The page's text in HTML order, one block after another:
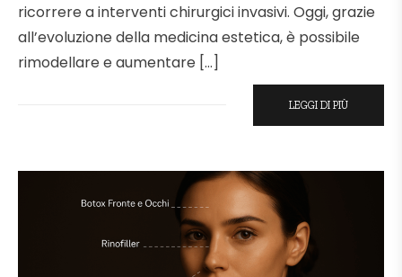
ricorrere a interventi chirurgici invasivi. Oggi, grazie
all’evoluzione della medicina estetica, è possibile
rimodellare e aumentare […]
LEGGI DI PIÙ